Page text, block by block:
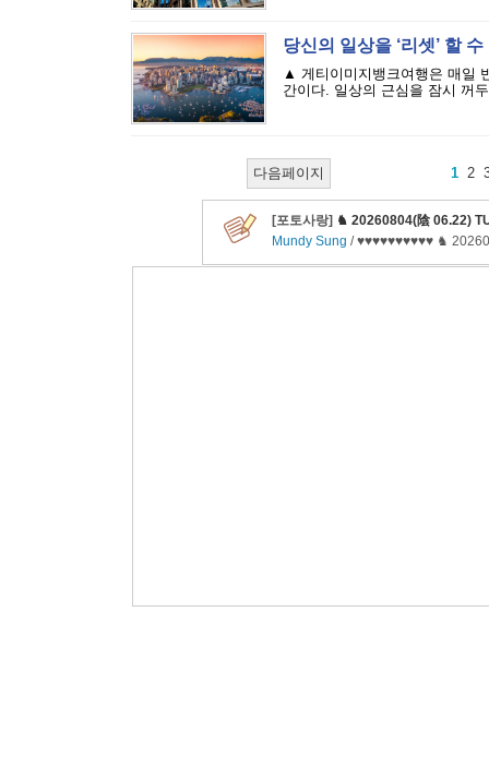
당신의 일상을 ‘리셋’ 할
▲ 게티이미지뱅크여행은 매일
간이다. 일상의 근심을 잠시 꺼
다음페이지 1 2